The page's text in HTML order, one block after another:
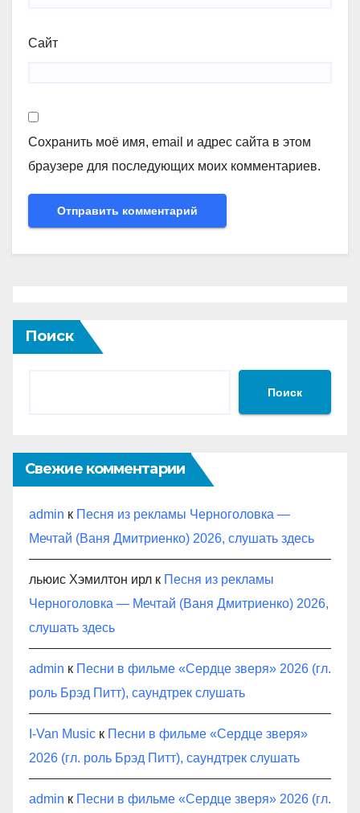
Сайт
Сохранить моё имя, email и адрес сайта в этом
браузере для последующих моих комментариев.
Поиск
Поиск
Свежие комментарии
admin к Песня из рекламы Черноголовка —
Мечтай (Ваня Дмитриенко) 2026, слушать здесь
льюис Хэмилтон ирл к Песня из рекламы
Черноголовка — Мечтай (Ваня Дмитриенко) 2026,
слушать здесь
admin к Песни в фильме «Сердце зверя» 2026 (гл.
роль Брэд Питт), саундтрек слушать
I-Van Music к Песни в фильме «Сердце зверя»
2026 (гл. роль Брэд Питт), саундтрек слушать
admin к Песни в фильме «Сердце зверя» 2026 (гл.